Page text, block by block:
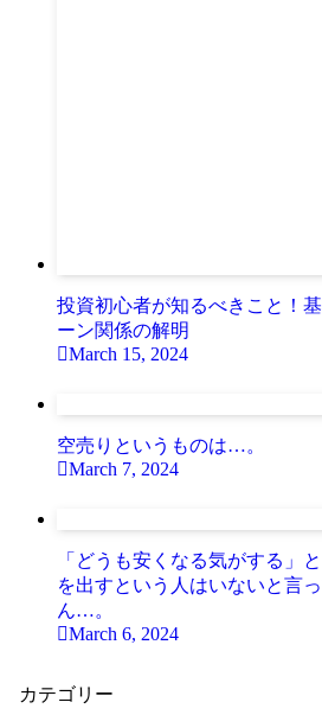
投資初心者が知るべきこと！
ーン関係の解明
March 15, 2024
空売りというものは…。
March 7, 2024
「どうも安くなる気がする」
を出すという人はいないと言
ん…。
March 6, 2024
カテゴリー